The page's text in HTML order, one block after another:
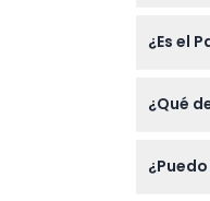
¿Es el
que
¿Qué